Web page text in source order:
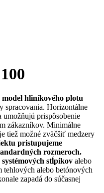
hliníkového plotu
spracovania. Horizontálne
prispôsobenie
zákazníkov. Minimálne
tiež možné zväčšiť medzery
pristupujeme
rozmeroch.
stĺpikov alebo
alebo betónových
zapadá do súčasnej